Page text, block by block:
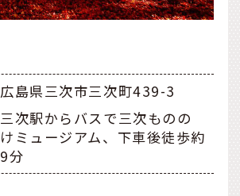
広島県三次市三次町439-3
三次駅からバスで三次ものの
けミュージアム、下車後徒歩約
9分